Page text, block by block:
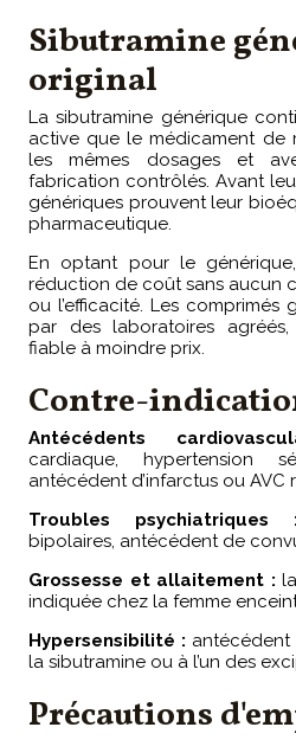
Sibutramine
original
La sibutramine générique
active que le médicament de
les mêmes dosages et
fabrication contrôlés. Avant
génériques prouvent leur
pharmaceutique.
En optant pour le
réduction de coût sans aucun
ou l’efficacité. Les comprimés
par des laboratoires
fiable à moindre prix.
Contre-
Antécédents
cardiaque, hypertension
antécédent d’infarctus ou AVC
Troubles psychiatriques :
bipolaires, antécédent de
Grossesse et allaitement :
indiquée chez la femme
Hypersensibilité :
la sibutramine ou à l’un des
Précautions